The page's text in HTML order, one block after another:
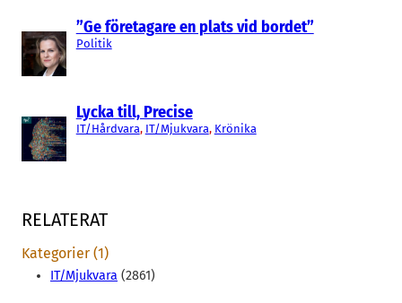
”Ge företagare en plats vid bordet”
Politik
Lycka till, Precise
IT/Hårdvara, IT/Mjukvara, Krönika
RELATERAT
Kategorier (1)
IT/Mjukvara (2861)